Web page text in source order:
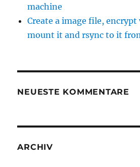
machine
Create a image file, encrypt
mount it and rsync to it
NEUESTE KOMMENTARE
ARCHIV